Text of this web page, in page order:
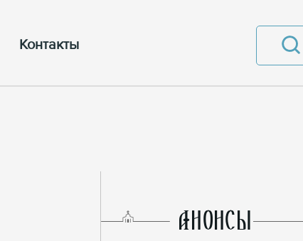
Контакты
AНОНСЫ